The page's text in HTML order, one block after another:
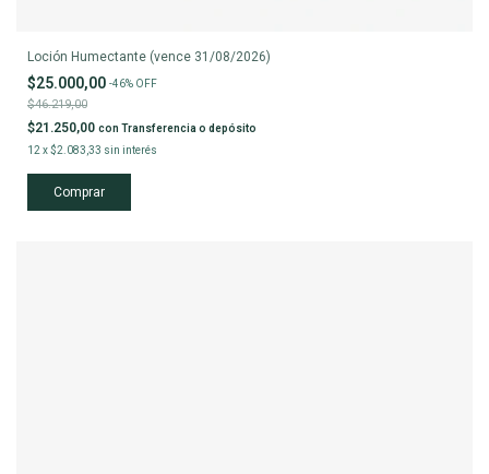
Loción Humectante (vence 31/08/2026)
$25.000,00 -46% OFF
$46.219,00
$21.250,00 con Transferencia o depósito
12 x$2.083,33 sin interés